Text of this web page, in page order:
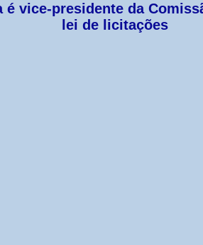
é vice-presidente da
lei de licitações